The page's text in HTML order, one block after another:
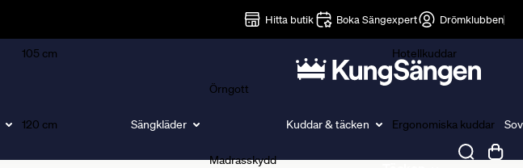
Hitta butik Boka Sängexpert Drömklubben
105 cm
120 cm Sängkläder
Örngott
Madrasskydd
Kuddar & täcken
Hotellkuddar
Ergonomiska kuddar